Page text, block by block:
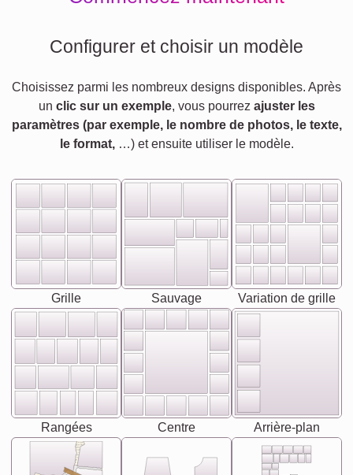
Configurer et choisir un modèle
Choisissez parmi les nombreux designs disponibles. Après
un clic sur un exemple, vous pourrez ajuster les
paramètres (par exemple, le nombre de photos, le texte,
le format,…) et ensuite utiliser le modèle.
Grille Sauvage Variation de grille
Rangées Centre Arrière-plan